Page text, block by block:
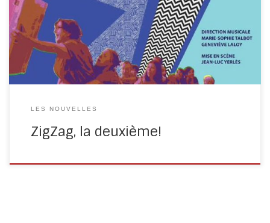
est d’ores et déjà planifiée! Rendez-vous ce 14 février 2020
au Waux-Hall de […]
LES NOUVELLES
ZigZag, la deuxième!